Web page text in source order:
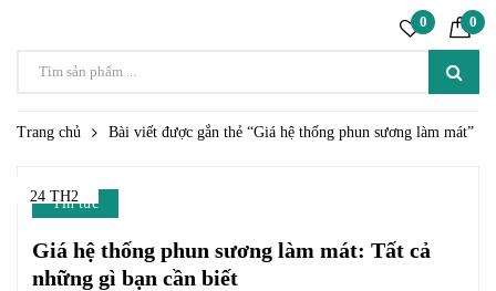
0 0
Trang chủ Bài viết được gắn thẻ “Giá hệ thống phun sương làm mát”
24 TH2
Tin tức
Giá hệ thống phun sương làm mát: Tất cả
những gì bạn cần biết